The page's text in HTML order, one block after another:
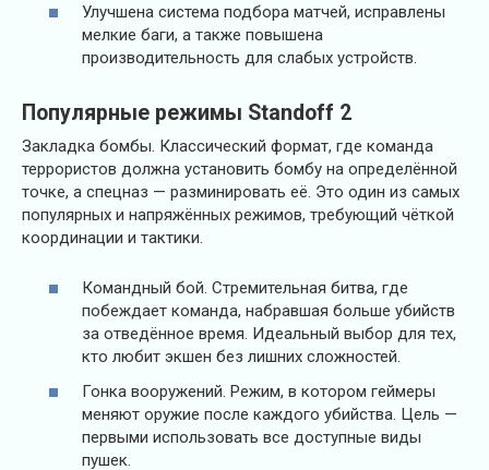
Улучшена система подбора матчей, исправлены
мелкие баги, а также повышена
производительность для слабых устройств.
Популярные режимы Standoff 2
Закладка бомбы. Классический формат, где команда
террористов должна установить бомбу на определённой
точке, а спецназ — разминировать её. Это один из самых
популярных и напряжённых режимов, требующий чёткой
координации и тактики.
Командный бой. Стремительная битва, где
побеждает команда, набравшая больше убийств
за отведённое время. Идеальный выбор для тех,
кто любит экшен без лишних сложностей.
Гонка вооружений. Режим, в котором геймеры
меняют оружие после каждого убийства. Цель —
первыми использовать все доступные виды
пушек.